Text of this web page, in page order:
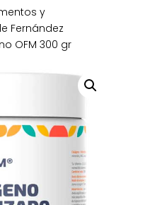
y
Fernández
OFM 300 gr